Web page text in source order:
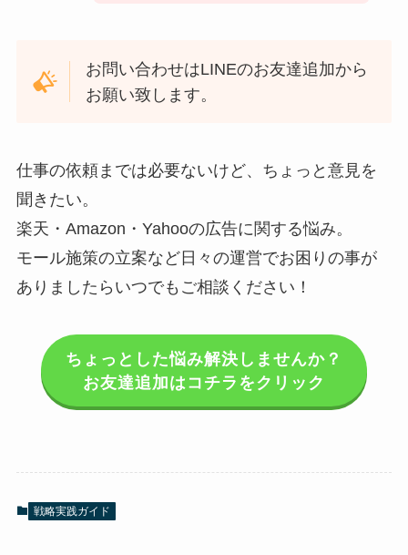
お問い合わせはLINEのお友達追加から
お願い致します。
仕事の依頼までは必要ないけど、ちょっと意見を
聞きたい。
楽天・Amazon・Yahooの広告に関する悩み。
モール施策の立案など日々の運営でお困りの事が
ありましたらいつでもご相談ください！
ちょっとした悩み解決しませんか？
お友達追加はコチラをクリック
戦略実践ガイド